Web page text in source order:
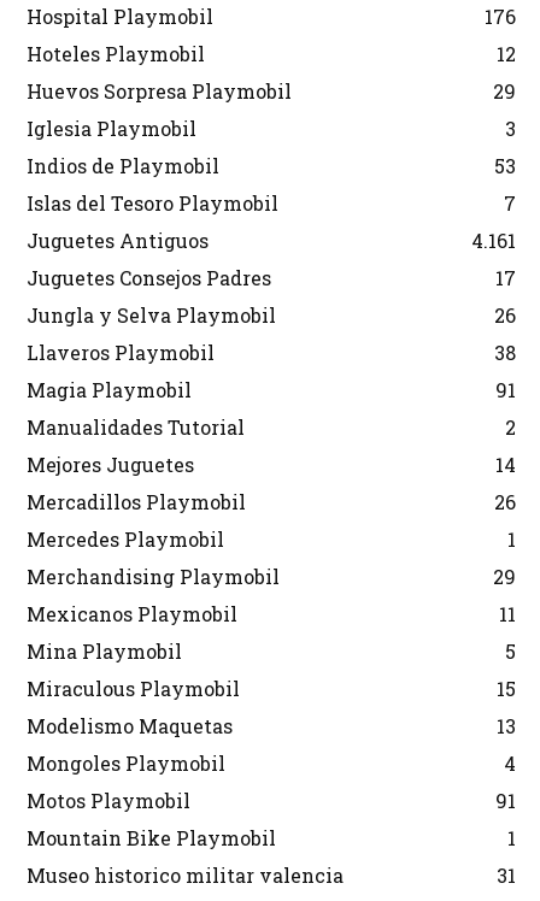
Hospital Playmobil
176
Hoteles Playmobil
12
Huevos Sorpresa Playmobil
29
Iglesia Playmobil
3
Indios de Playmobil
53
Islas del Tesoro Playmobil
7
Juguetes Antiguos
4.161
Juguetes Consejos Padres
17
Jungla y Selva Playmobil
26
Llaveros Playmobil
38
Magia Playmobil
91
Manualidades Tutorial
2
Mejores Juguetes
14
Mercadillos Playmobil
26
Mercedes Playmobil
1
Merchandising Playmobil
29
Mexicanos Playmobil
11
Mina Playmobil
5
Miraculous Playmobil
15
Modelismo Maquetas
13
Mongoles Playmobil
4
Motos Playmobil
91
Mountain Bike Playmobil
1
Museo historico militar valencia
31